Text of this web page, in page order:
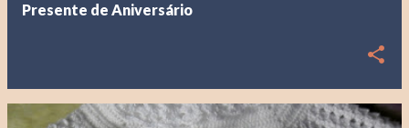
Presente de Aniversário